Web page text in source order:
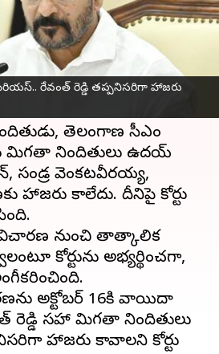
రేవంత్ రెడ్డి తప్పనిసరిగా హాజరు
Sep 24, 2024 04:05 pm
నోటు కేసుకు సంబంధించి నేడు
తెలంగాణ సీఎం
నిందితులు ఉదయ్
సండ్ర వెంకటవీరయ్య,
హాజరు కాలేదు. దీనిపై కోర్టు
విచారణ నుంచి తాత్కాలిక
కోర్టును అభ్యర్థించగా,
అక్టోబర్ 16కి వాయిదా
రెడ్డి సహా మిగతా నిందితులు
హాజరు కావాలని కోర్టు